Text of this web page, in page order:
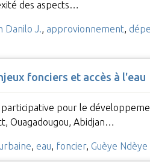
des aspects…
Danilo J., approvionnement,
fonciers et accès à l'eau
pour le
Ouagadougou, Abidjan…
, eau, foncier, Guèye